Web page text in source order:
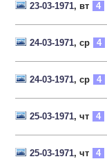
23-03-1971, вт 4
24-03-1971, ср 4
24-03-1971, ср 4
25-03-1971, чт 4
25-03-1971, чт 4